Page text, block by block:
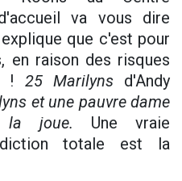
va vous dire
que c'est pour
en raison des risques
! 25 Marilynsd'Andy
et une pauvre dame
joue. Une vraie
totale est la